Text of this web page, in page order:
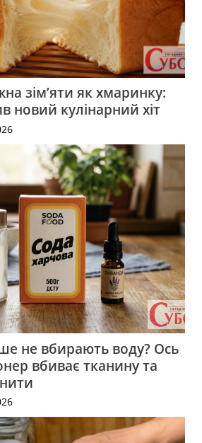
зім’яти як хмаринку:
новий кулінарний хіт
не вбирають воду? Ось
вбиває тканину та